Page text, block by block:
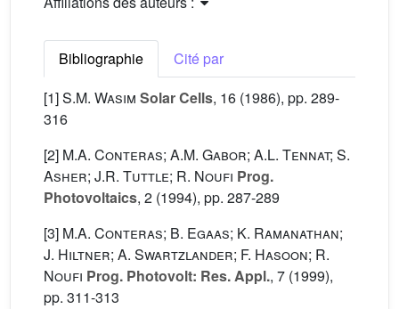
Bibliographie
Cité par
[1]S.M. Wasim Solar Cells, 16 (1986), pp. 289-
316
[2] M.A. Conteras; A.M. Gabor; A.L. Tennat; S.
Asher; J.R. Tuttle; R. Noufi Prog.
Photovoltaics, 2 (1994), pp. 287-289
[3] M.A. Conteras; B. Egaas; K. Ramanathan;
J. Hiltner; A. Swartzlander; F. Hasoon; R.
Noufi Prog. Photovolt: Res. Appl., 7 (1999),
pp. 311-313